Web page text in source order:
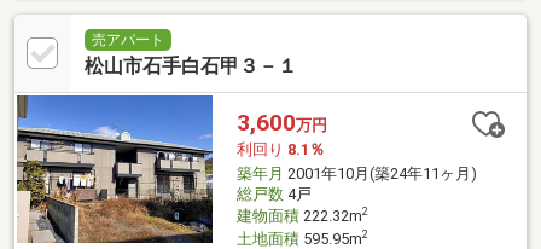
売アパート
松山市石手白石甲３－１
3,600万円
利回り 8.1％
築年月 2001年10月(築24年11ヶ月)
総戸数4戸
建物面積222.32m2
土地面積595.95m2